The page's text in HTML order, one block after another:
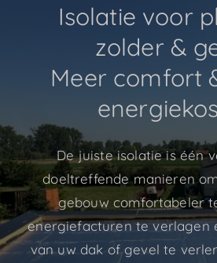
Premies
FAQ
Contact
Isolatie voor
zolder &
Meer comfort
De juiste isolatie is één
doeltreffende manieren
gebouw comfortabeler
energiefacturen te verlagen
van uw dak of gevel te